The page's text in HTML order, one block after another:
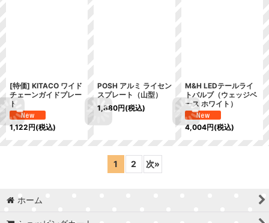
[特価] KITACO ワイド
チェーンガイドプレー
ト
1,122円(税込)
POSH アルミ ライセン
スプレート（山型）
1,880円(税込)
M&H LEDテールライ
トバルブ（ウェッジベ
ース ホワイト）
4,004円(税込)
1 2 次»
ホーム